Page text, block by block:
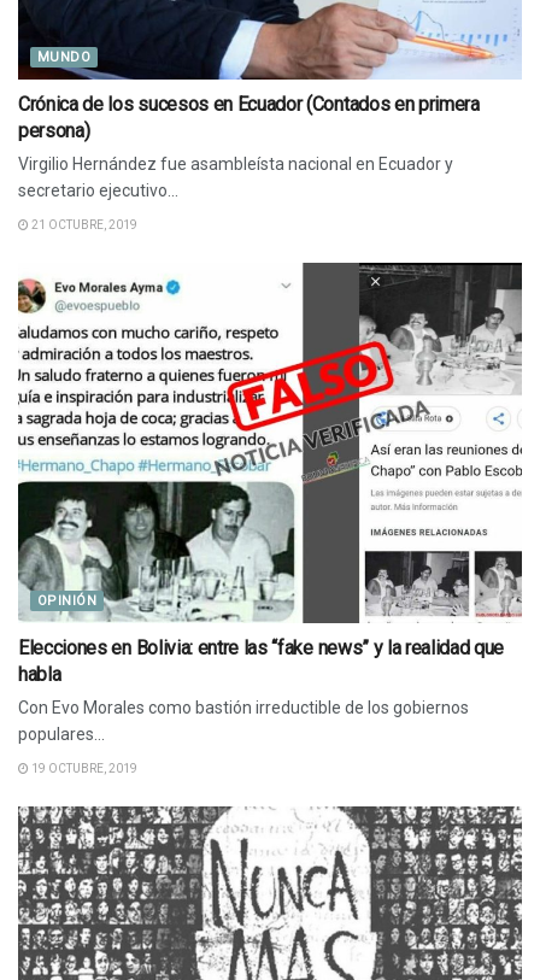
MUNDO
Crónica de los sucesos en Ecuador (Contados en primera
persona)
Virgilio Hernández fue asambleísta nacional en Ecuador y
secretario ejecutivo...
21 OCTUBRE, 2019
OPINIÓN
Elecciones en Bolivia: entre las “fake news” y la realidad que
habla
Con Evo Morales como bastión irreductible de los gobiernos
populares...
19 OCTUBRE, 2019